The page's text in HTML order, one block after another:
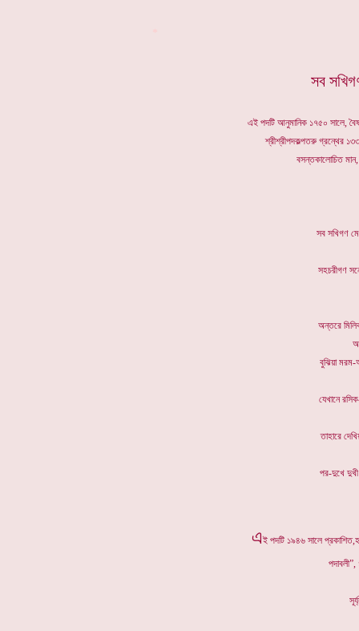
সব
এই পদটি আনুমানিক ১৭৫০ সালে,
শ্রীশ্রীপদকল্পতরু গ্রন্থের
বসন্তকালোচিত
সব
অন্তরে
বুঝিয়া
যেখানে
তাহারে
পর-দুখে
এই পদটি ১৯৪৬ সালে